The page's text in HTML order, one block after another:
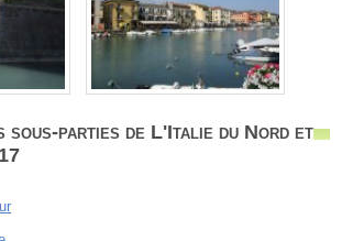
sous-parties de L'Italie du Nord et